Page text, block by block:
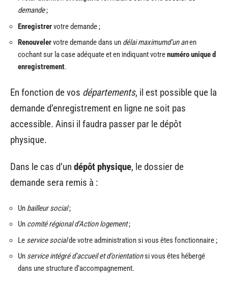
demande;
Enregistrervotre demande ;
Renouvelervotre demande dans un délai maximumd’un anen
cochant sur la case adéquate et en indiquant votrenuméro unique d
enregistrement.
En fonction de vos départements, il est possible que la
demande d’enregistrement en ligne ne soit pas
accessible. Ainsi il faudra passer par le dépôt
physique.
Dans le cas d’un dépôt physique, le dossier de
demande sera remis à :
Un bailleur social;
Un comité régional d’Action logement;
Le service socialde votre administration si vous êtes fonctionnaire ;
Un service intégré d’accueil et d’orientationsi vous êtes hébergé
dans une structure d’accompagnement.